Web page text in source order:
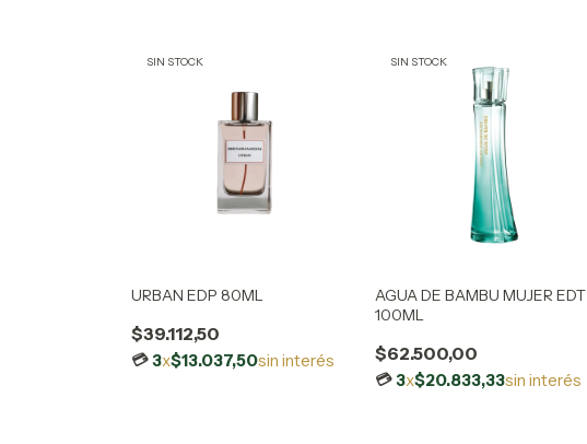
SIN STOCK
URBAN EDP 80ML
$39.112,50
3x$13.037,50sin interés
SIN STOCK
AGUA DE BAMBU MUJER EDT
100ML
$62.500,00
3x$20.833,33sin interés